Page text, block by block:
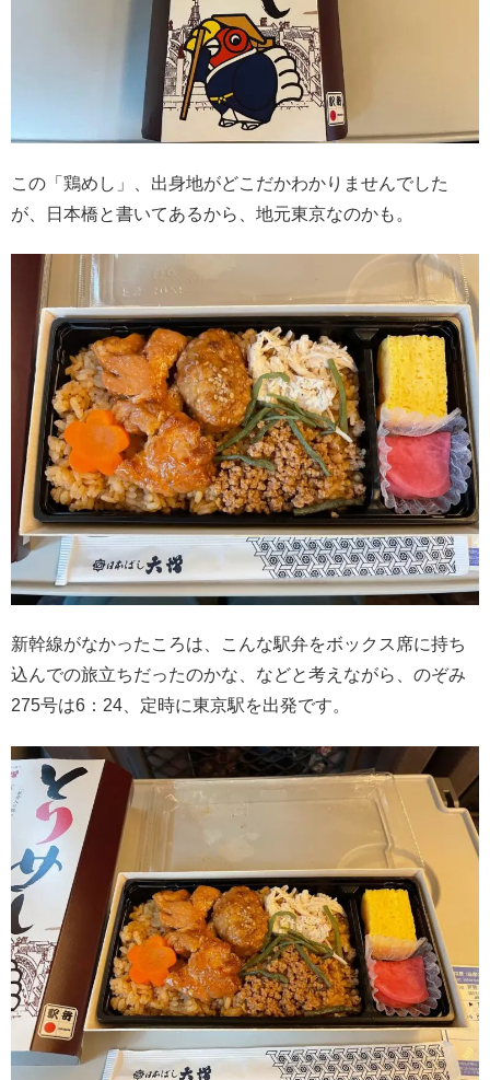
この「鶏めし」、出身地がどこだかわかりませんでした
が、日本橋と書いてあるから、地元東京なのかも。
新幹線がなかったころは、こんな駅弁をボックス席に持ち
込んでの旅立ちだったのかな、などと考えながら、のぞみ
275号は6：24、定時に東京駅を出発です。